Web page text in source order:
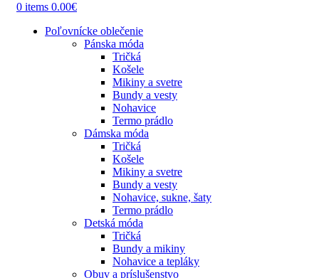
0 items 0.00€
Poľovnícke oblečenie
Pánska móda
Tričká
Košele
Mikiny a svetre
Bundy a vesty
Nohavice
Termo prádlo
Dámska móda
Tričká
Košele
Mikiny a svetre
Bundy a vesty
Nohavice, sukne, šaty
Termo prádlo
Detská móda
Tričká
Bundy a mikiny
Nohavice a tepláky
Obuv a príslušenstvo